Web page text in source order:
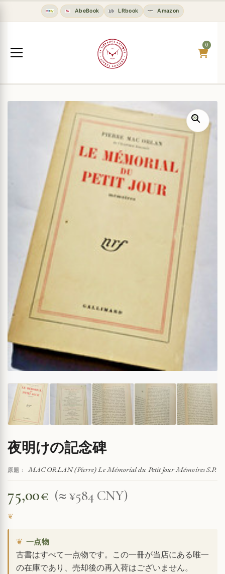
AbeBook LRbook Amazon
0
夜明けの記念碑
原題 : MAC ORLAN (Pierre) Le Mémorial du Petit Jour Mémoires S.P.
75,00€ (≈ ¥584 CNY)
❦ 一点物
古書はすべて一点物です。この一冊が当店にある唯一
の在庫であり、売却後の再入荷はございません。